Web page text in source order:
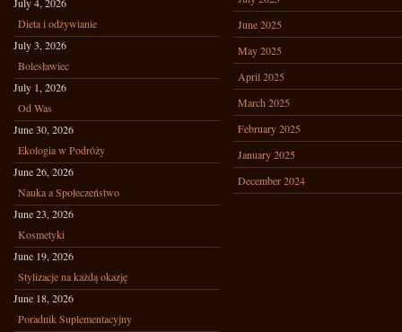
Dieta i odżywianie
July 3, 2026
Bolesławiec
July 1, 2026
Od Was
June 30, 2026
Ekologia w Podróży
June 26, 2026
Nauka a Społeczeństwo
June 23, 2026
Kosmetyki
June 19, 2026
Stylizacje na każdą okazję
June 18, 2026
Poradnik Suplementacyjny
June 2025
May 2025
April 2025
March 2025
February 2025
January 2025
December 2024